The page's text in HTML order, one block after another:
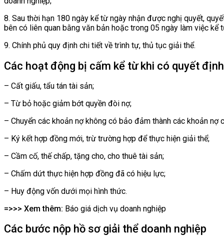
8. Sau thời hạn 180 ngày kể từ ngày nhận được nghị quyết,
bên có liên quan bằng văn bản hoặc trong 05 ngày làm việc
9. Chính phủ quy định chi tiết về trình tự, thủ tục giải thể.
Các hoạt động bị cấm kể từ khi có quyết
– Cất giấu, tẩu tán tài sản;
– Từ bỏ hoặc giảm bớt quyền đòi nợ;
– Chuyển các khoản nợ không có bảo đảm thành các khoản
– Ký kết hợp đồng mới, trừ trường hợp để thực hiện giải thể;
– Cầm cố, thế chấp, tặng cho, cho thuê tài sản;
– Chấm dứt thực hiện hợp đồng đã có hiệu lực;
– Huy động vốn dưới mọi hình thức.
=>>> Xem thêm: Báo giá dịch vụ doanh nghiệp
Các bước nộp hồ sơ giải thể doanh nghiệp